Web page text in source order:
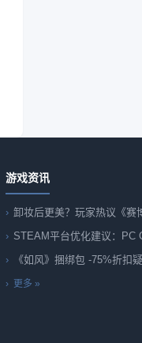
游戏资讯
卸妆后更美？玩家热议《赛
STEAM平台优化建议：PC
《如风》捆绑包 -75%折扣
更多 »